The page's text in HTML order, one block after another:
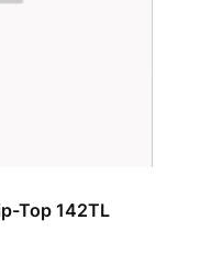
Top 142TL